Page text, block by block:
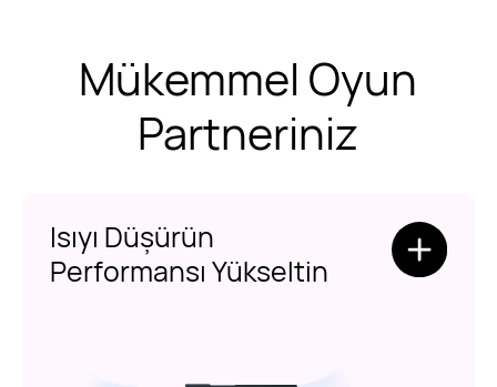
Mükemmel Oyun
Partneriniz
Isıyı Düşürün
Performansı Yükseltin